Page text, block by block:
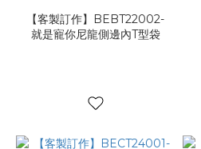
【客製訂作】BEBT22002-
就是寵你尼龍側邊內T型袋